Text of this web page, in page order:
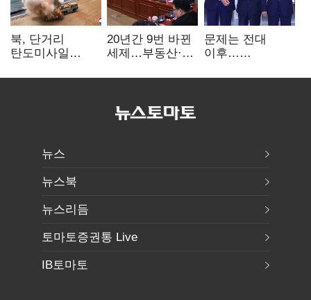
북, 단거리
탄도미사일
"즉각 중단 촉구"
20년간 9번 바뀐
세제…부동산·
건드렸다
문제는 전대
이후…
뒤집힐 땐
뉴스
뉴스북
뉴스리듬
토마토증권통 Live
IB토마토